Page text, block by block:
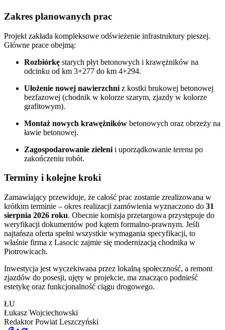
Zakres planowanych prac
Projekt zakłada kompleksowe odświeżenie infrastruktury pieszej.
Główne prace obejmą:
Rozbiórkę starych płyt betonowych i krawężników na
odcinku od km 3+277 do km 4+294.
Ułożenie nowej nawierzchni z kostki brukowej betonowej
bezfazowej (chodnik w kolorze szarym, zjazdy w kolorze
grafitowym).
Montaż nowych krawężników betonowych oraz obrzeży na
ławie betonowej.
Zagospodarowanie zieleni i uporządkowanie terenu po
zakończeniu robót.
Terminy i kolejne kroki
Zamawiający przewiduje, że całość prac zostanie zrealizowana w
krótkim terminie – okres realizacji zamówienia wyznaczono do 31
sierpnia 2026 roku. Obecnie komisja przetargowa przystępuje do
weryfikacji dokumentów pod kątem formalno-prawnym. Jeśli
najtańsza oferta spełni wszystkie wymagania specyfikacji, to
właśnie firma z Lasocic zajmie się modernizacją chodnika w
Piotrowicach.
Inwestycja jest wyczekiwana przez lokalną społeczność, a remont
zjazdów do posesji, ujęty w projekcie, ma znacząco podnieść
estetykę oraz funkcjonalność ciągu drogowego.
ŁU
Łukasz Wojciechowski
RedaktorPowiat Leszczyński